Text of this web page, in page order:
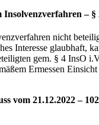
Insolvenzverfahren – §
nicht
Interesse glaubhaft,
gem. § 4 InsO
Ermessen
vom 21.12.2022 –